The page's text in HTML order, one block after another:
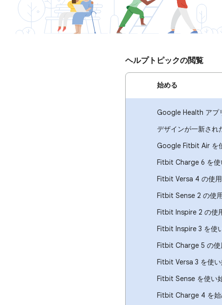
ヘルプトピックの閲覧
始める
Google Health アプ
デザインが一新さ
Google Fitbit Air を
Fitbit Charge 6 を使
Fitbit Versa 4 の使
Fitbit Sense 2 の使
Fitbit Inspire 2 の使
Fitbit Inspire 3 を使
Fitbit Charge 5 の使
Fitbit Versa 3 を使
Fitbit Sense を使い
Fitbit Charge 4 を始